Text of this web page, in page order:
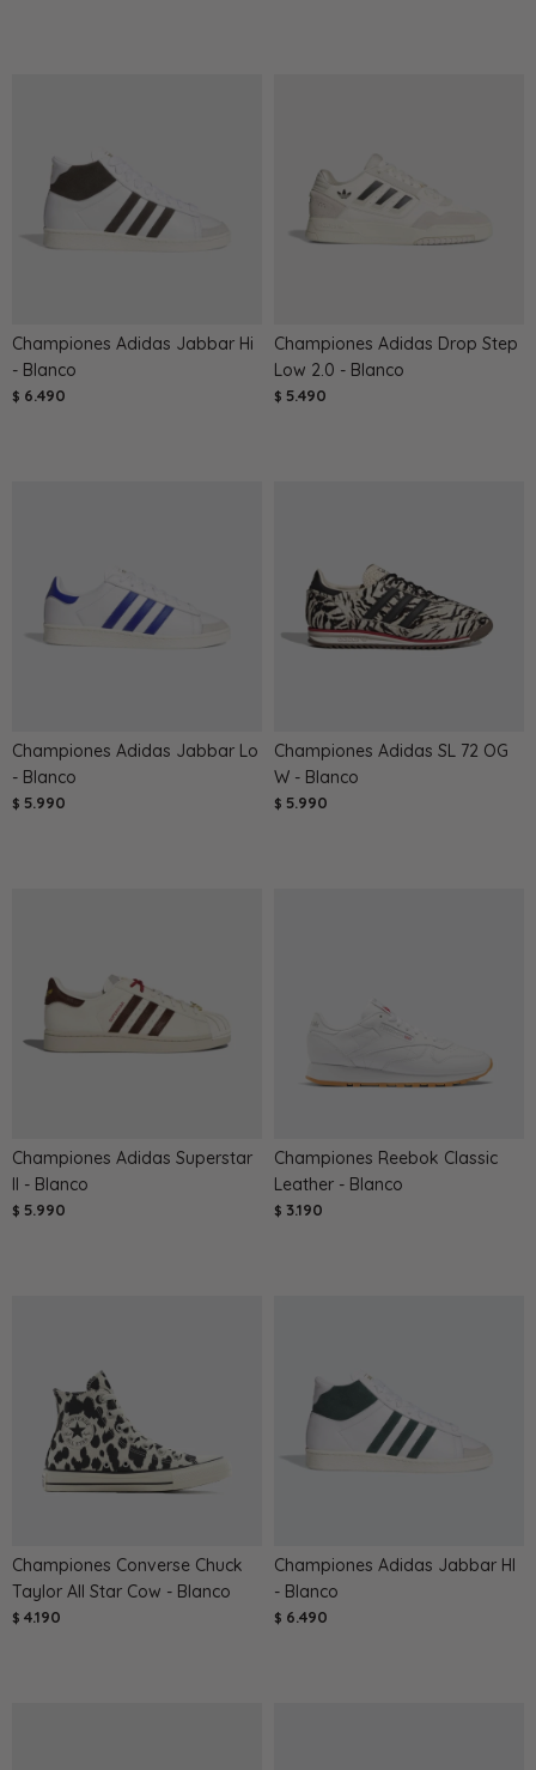
Championes Adidas Jabbar Hi
- Blanco
$ 6.490
Championes Adidas Drop Step
Low 2.0 - Blanco
$ 5.490
Championes Adidas Jabbar Lo
- Blanco
$ 5.990
Championes Adidas SL 72 OG
W - Blanco
$ 5.990
Championes Adidas Superstar
II - Blanco
$ 5.990
Championes Reebok Classic
Leather - Blanco
$ 3.190
Championes Converse Chuck
Taylor All Star Cow - Blanco
$ 4.190
Championes Adidas Jabbar HI
- Blanco
$ 6.490